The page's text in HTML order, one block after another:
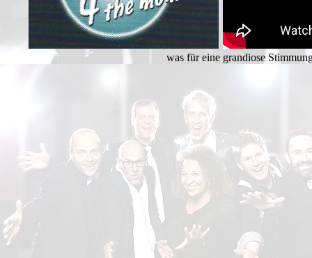
was für eine grandiose